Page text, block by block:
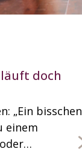
doch
„Ein bisschen
einem